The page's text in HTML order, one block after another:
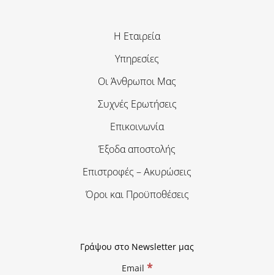
Η Εταιρεία
Υπηρεσίες
Οι Άνθρωποι Μας
Συχνές Ερωτήσεις
Επικοινωνία
Έξοδα αποστολής
Επιστροφές – Ακυρώσεις
Όροι και Προϋποθέσεις
Γράψου στο Newsletter μας
Email *